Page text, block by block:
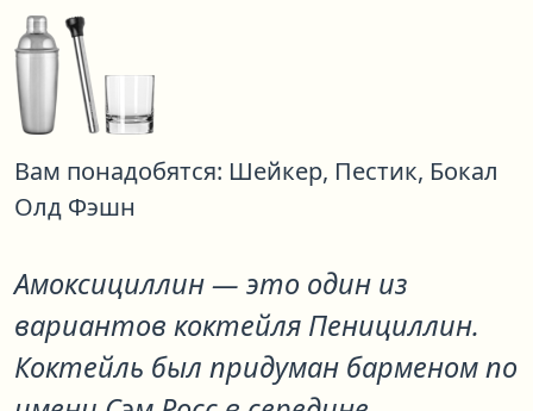
Вам понадобятся: Шейкер, Пестик, Бокал
Олд Фэшн
Амоксициллин— это один из
вариантов коктейля Пенициллин.
Коктейль был придуман барменом по